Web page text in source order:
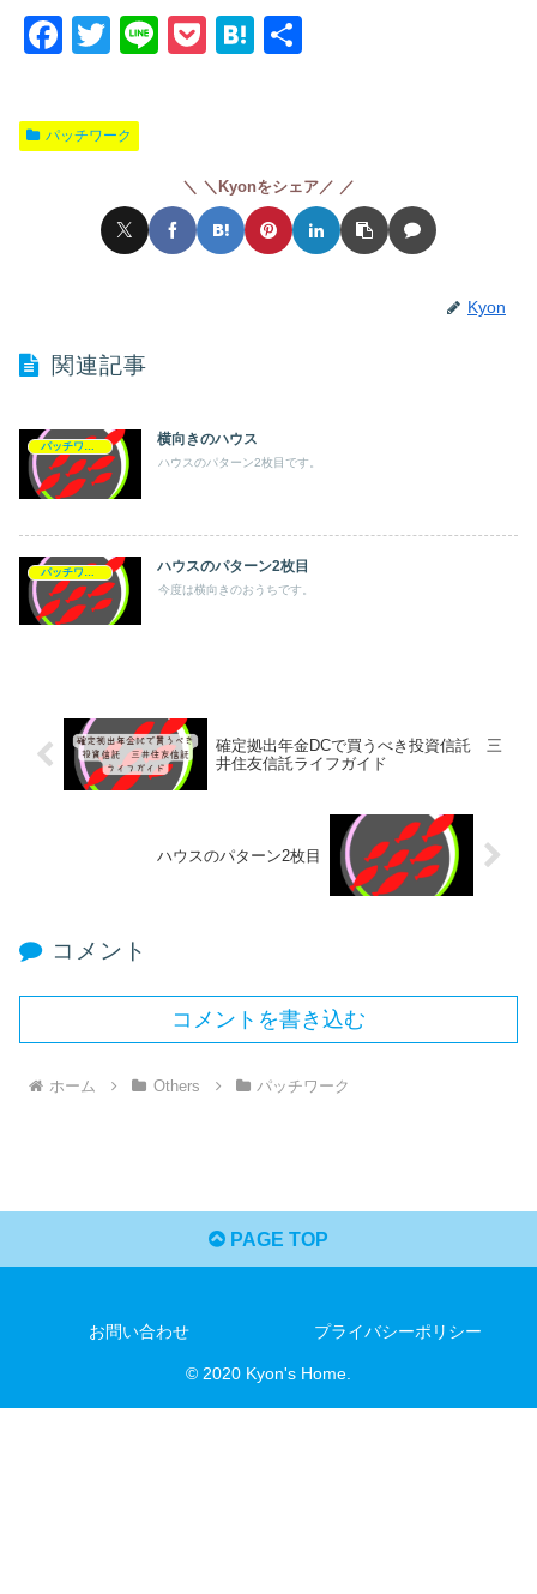
F
c
e
T
tt
er
Li
P
H
a
パッチワーク
＼Kyonをシェア／
Kyon
関連記事
横向きのハウス
ハウスのパターン2枚目です。
パッチワーク ハウスのパターン2枚目
今度は横向きのおうちです。
確定拠出年金DCで買うべき投資信託 三
井住友信託ライフガイド
ハウスのパターン2枚目
コメント
コメントを書き込む
ホーム Others パッチワーク
PAGE TOP
お問い合わせ プライバシーポリシー
© 2020 Kyon's Home.